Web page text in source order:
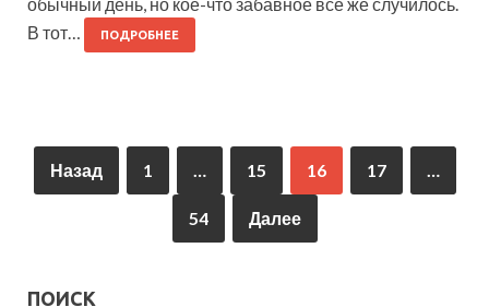
обычный день, но кое-что забавное все же случилось.
В тот…
ПОДРОБНЕЕ
Назад 1 … 15 16 17 …
54 Далее
ПОИСК